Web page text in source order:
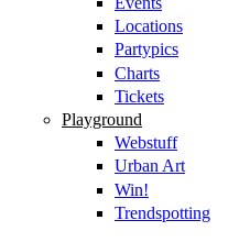
Locations
Partypics
Charts
Tickets
Playground
Webstuff
Urban Art
Win!
Trendspotting